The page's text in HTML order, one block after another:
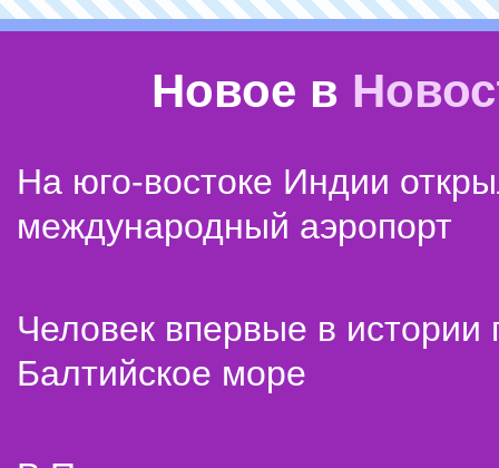
Новое в
На юго-востоке Индии
международный аэропорт
Человек впервые в истории
Балтийское море